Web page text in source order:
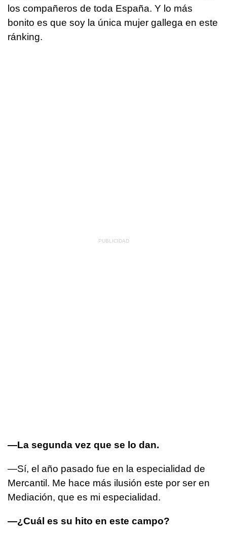
los compañeros de toda España. Y lo más
bonito es que soy la única mujer gallega en este
ránking.
—La segunda vez que se lo dan.
—Sí, el año pasado fue en la especialidad de
Mercantil. Me hace más ilusión este por ser en
Mediación, que es mi especialidad.
—¿Cuál es su hito en este campo?